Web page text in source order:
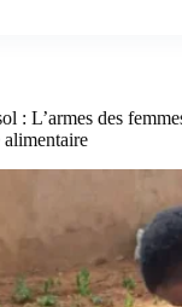
: L’armes des
alimentaire